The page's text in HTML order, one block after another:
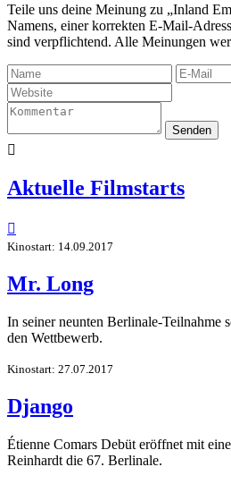
Teile uns deine Meinung zu „Inland
Namens, einer korrekten E-Mail-
sind verpflichtend. Alle Meinungen
Senden

Aktuelle Filmstarts

Kinostart: 14.09.2017
Mr. Long
In seiner neunten Berlinale-Teilnahme
den Wettbewerb.
Kinostart: 27.07.2017
Django
Étienne Comars Debüt eröffnet mit
Reinhardt die 67. Berlinale.